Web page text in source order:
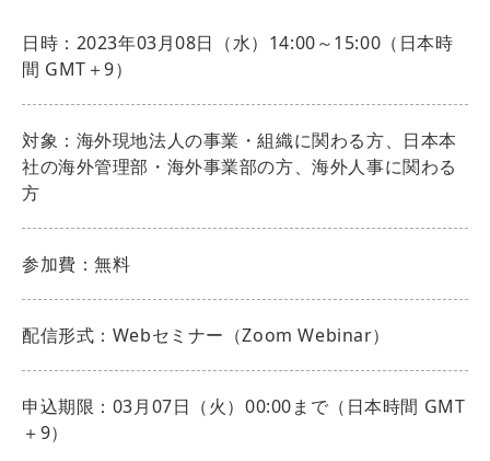
日時：2023年03月08日（水）14:00～15:00（日本時
間 GMT＋9）
対象：海外現地法人の事業・組織に関わる方、日本本
社の海外管理部・海外事業部の方、海外人事に関わる
方
参加費：無料
配信形式：Webセミナー（Zoom Webinar）
申込期限：03月07日（火）00:00まで（日本時間 GMT
＋9）